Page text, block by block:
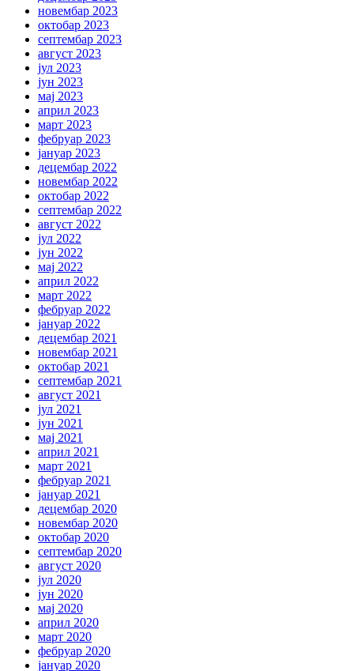
новембар 2023
октобар 2023
септембар 2023
август 2023
јул 2023
јун 2023
мај 2023
април 2023
март 2023
фебруар 2023
јануар 2023
децембар 2022
новембар 2022
октобар 2022
септембар 2022
август 2022
јул 2022
јун 2022
мај 2022
април 2022
март 2022
фебруар 2022
јануар 2022
децембар 2021
новембар 2021
октобар 2021
септембар 2021
август 2021
јул 2021
јун 2021
мај 2021
април 2021
март 2021
фебруар 2021
јануар 2021
децембар 2020
новембар 2020
октобар 2020
септембар 2020
август 2020
јул 2020
јун 2020
мај 2020
април 2020
март 2020
фебруар 2020
јануар 2020